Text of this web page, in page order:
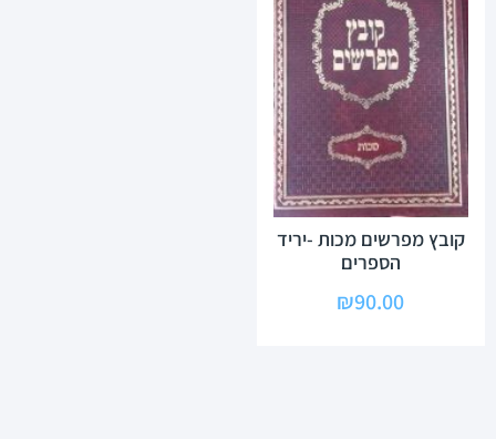
קובץ מפרשים מכות -יריד
הספרים
₪90.00